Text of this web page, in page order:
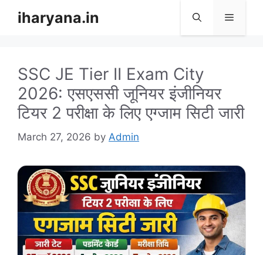
iharyana.in Menu
SSC JE Tier II Exam City
2026: एसएससी जूनियर इंजीनियर
टियर 2 परीक्षा के लिए एग्जाम सिटी जारी
March 27, 2026 by Admin